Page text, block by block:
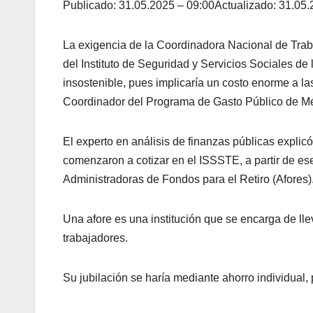
Publicado: 31.05.2025 – 09:00Actualizado:
La exigencia de la Coordinadora Nacional de
del Instituto de Seguridad y Servicios Sociales
insostenible, pues implicaría un costo enorme a
Coordinador del Programa de Gasto Público de
El experto en análisis de finanzas públicas
comenzaron a cotizar en el ISSSTE, a partir de
Administradoras de Fondos para el Retiro
Una afore es una institución que se encarga de
trabajadores.
Su jubilación se haría mediante ahorro